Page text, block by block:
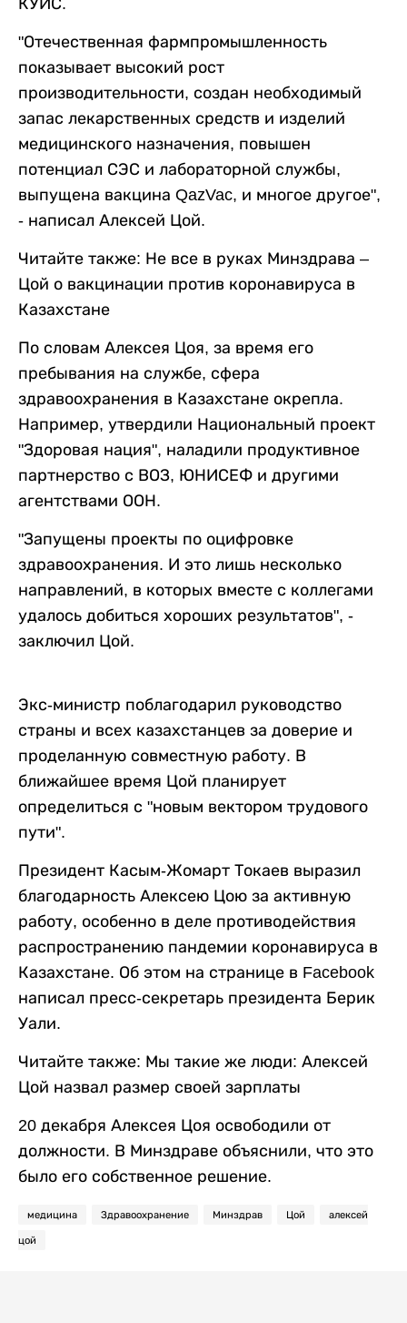
КУИС.
"Отечественная фармпромышленность
показывает высокий рост
производительности, создан необходимый
запас лекарственных средств и изделий
медицинского назначения, повышен
потенциал СЭС и лабораторной службы,
выпущена вакцина QazVac, и многое другое",
- написал Алексей Цой.
Читайте также: Не все в руках Минздрава –
Цой о вакцинации против коронавируса в
Казахстане
По словам Алексея Цоя, за время его
пребывания на службе, сфера
здравоохранения в Казахстане окрепла.
Например, утвердили Национальный проект
"Здоровая нация", наладили продуктивное
партнерство с ВОЗ, ЮНИСЕФ и другими
агентствами ООН.
"Запущены проекты по оцифровке
здравоохранения. И это лишь несколько
направлений, в которых вместе с коллегами
удалось добиться хороших результатов", -
заключил Цой.
Экс-министр поблагодарил руководство
страны и всех казахстанцев за доверие и
проделанную совместную работу. В
ближайшее время Цой планирует
определиться с "новым вектором трудового
пути".
Президент Касым-Жомарт Токаев выразил
благодарность Алексею Цою за активную
работу, особенно в деле противодействия
распространению пандемии коронавируса в
Казахстане. Об этом на странице в Facebook
написал пресс-секретарь президента Берик
Уали.
Читайте также: Мы такие же люди: Алексей
Цой назвал размер своей зарплаты
20 декабря Алексея Цоя освободили от
должности. В Минздраве объяснили, что это
было его собственное решение.
медицина Здравоохранение Минздрав Цой алексей
цой